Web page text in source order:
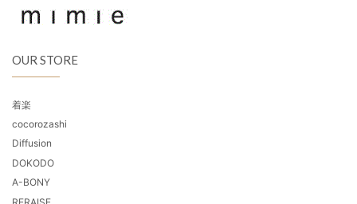
OUR STORE
着楽
cocorozashi
Diffusion
DOKODO
A-BONY